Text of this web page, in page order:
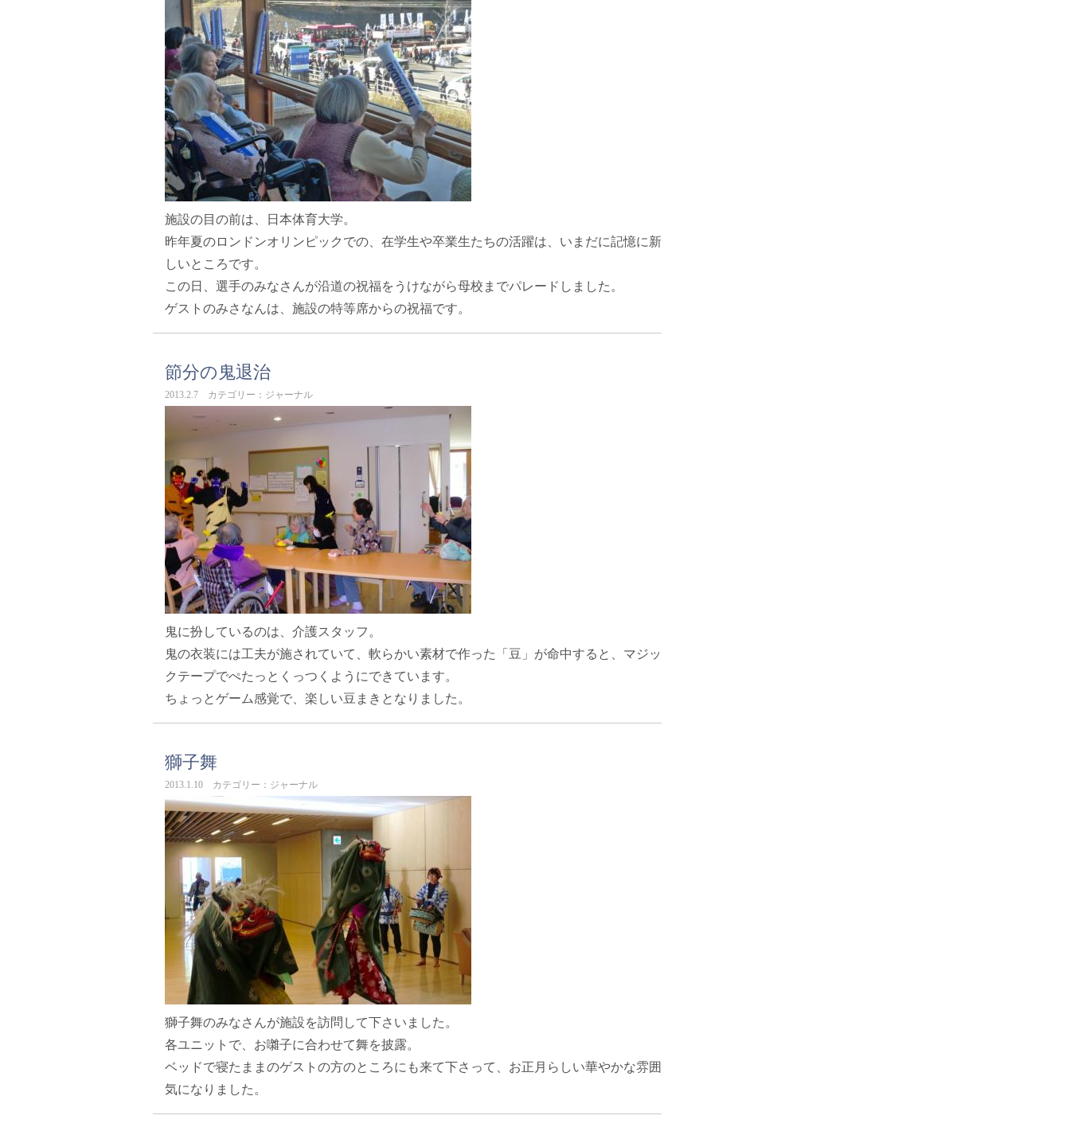
施設の目の前は、日本体育大学。
昨年夏のロンドンオリンピックでの、在学生や卒業生たちの活躍は、いまだに記憶に新
しいところです。
この日、選手のみなさんが沿道の祝福をうけながら母校までパレードしました。
ゲストのみさなんは、施設の特等席からの祝福です。
節分の鬼退治
2013.2.7 カテゴリー：ジャーナル
鬼に扮しているのは、介護スタッフ。
鬼の衣装には工夫が施されていて、軟らかい素材で作った「豆」が命中すると、マジッ
クテープでぺたっとくっつくようにできています。
ちょっとゲーム感覚で、楽しい豆まきとなりました。
獅子舞
2013.1.10 カテゴリー：ジャーナル
獅子舞のみなさんが施設を訪問して下さいました。
各ユニットで、お囃子に合わせて舞を披露。
ベッドで寝たままのゲストの方のところにも来て下さって、お正月らしい華やかな雰囲
気になりました。